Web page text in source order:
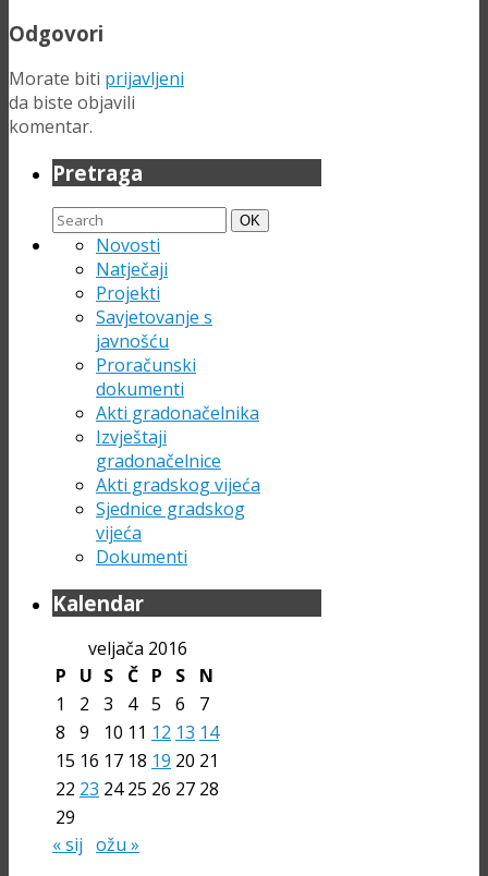
Odgovori
Morate biti prijavljeni
da biste objavili
komentar.
Pretraga
Search
for:
Search
OK
Novosti
Natječaji
Projekti
Savjetovanje s
javnošću
Proračunski
dokumenti
Akti gradonačelnika
Izvještaji
gradonačelnice
Akti gradskog vijeća
Sjednice gradskog
vijeća
Dokumenti
Kalendar
veljača 2016
P
U S Č P S
N
1
2 3 4 5 6
7
8
9 10 11 12 13 14
15 16 17 18 19 20 21
22 23 24 25 26 27 28
29
« sij ožu »